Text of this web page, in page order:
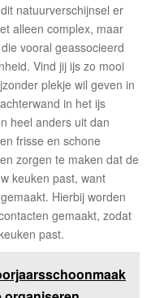
natuurverschijnsel er
alleen complex, maar
vooral geassocieerd
Vind jij ijs zo mooi
plekje wil geven in
in het ijs
heel anders uit dan
frisse en schone
zorgen te maken dat de
keuken past, want
Hierbij worden
gemaakt, zodat
past.